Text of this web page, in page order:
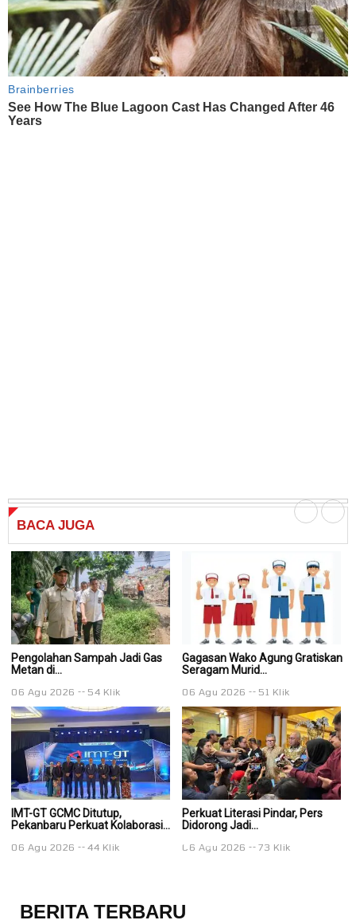
BACA JUGA
Pengolahan Sampah Jadi Gas
Metan di...
06 Agu 2026 54 Klik
Gagasan Wako Agung Gratiskan
Seragam Murid...
06 Agu 2026 51 Klik
IMT-GT GCMC Ditutup,
Pekanbaru Perkuat Kolaborasi...
06 Agu 2026 44 Klik
Perkuat Literasi Pindar, Pers
Didorong Jadi...
06 Agu 2026 73 Klik
BERITA TERBARU